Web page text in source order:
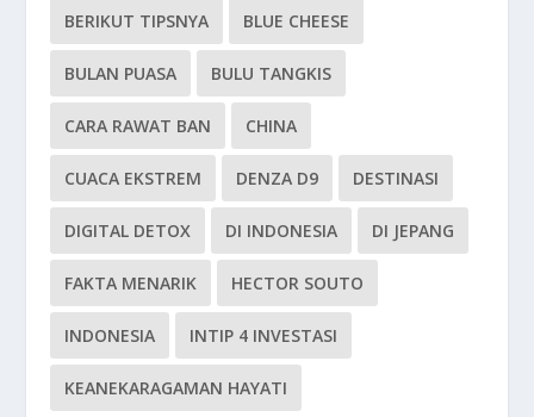
BERIKUT TIPSNYA BLUE CHEESE
BULAN PUASA BULU TANGKIS
CARA RAWAT BAN CHINA
CUACA EKSTREM DENZA D9 DESTINASI
DIGITAL DETOX DI INDONESIA DI JEPANG
FAKTA MENARIK HECTOR SOUTO
INDONESIA INTIP 4 INVESTASI
KEANEKARAGAMAN HAYATI